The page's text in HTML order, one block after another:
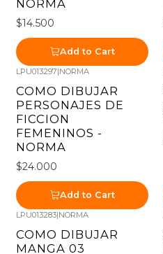
NORMA
$14.500
Add to Cart
LPU013297|NORMA
COMO DIBUJAR
PERSONAJES DE
FICCION
FEMENINOS -
NORMA
$24.000
Add to Cart
LPU013283|NORMA
COMO DIBUJAR
MANGA 03